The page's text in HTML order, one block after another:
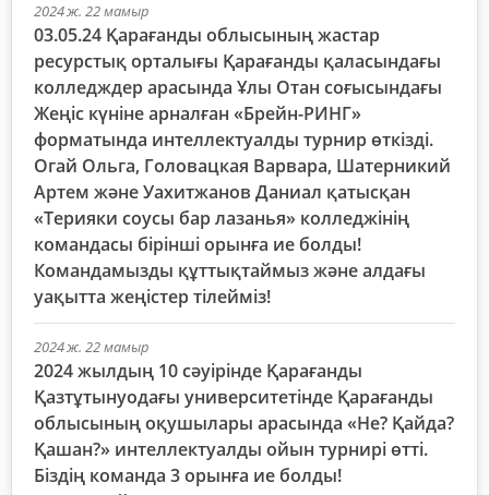
2024 ж. 22 мамыр
03.05.24 Қарағанды ​​облысының жастар
ресурстық орталығы Қарағанды ​​қаласындағы
колледждер арасында Ұлы Отан соғысындағы
Жеңіс күніне арналған «Брейн-РИНГ»
форматында интеллектуалды турнир өткізді.
Огай Ольга, Головацкая Варвара, Шатерникий
Артем және Уахитжанов Даниал қатысқан
«Терияки соусы бар лазанья» колледжінің
командасы бірінші орынға ие болды!
Командамызды құттықтаймыз және алдағы
уақытта жеңістер тілейміз!
2024 ж. 22 мамыр
2024 жылдың 10 сәуірінде Қарағанды ​​
Қазтұтынуодағы университетінде Қарағанды ​​
облысының оқушылары арасында «Не? Қайда?
Қашан?» интеллектуалды ойын турнирі өтті.
Біздің команда 3 орынға ие болды!